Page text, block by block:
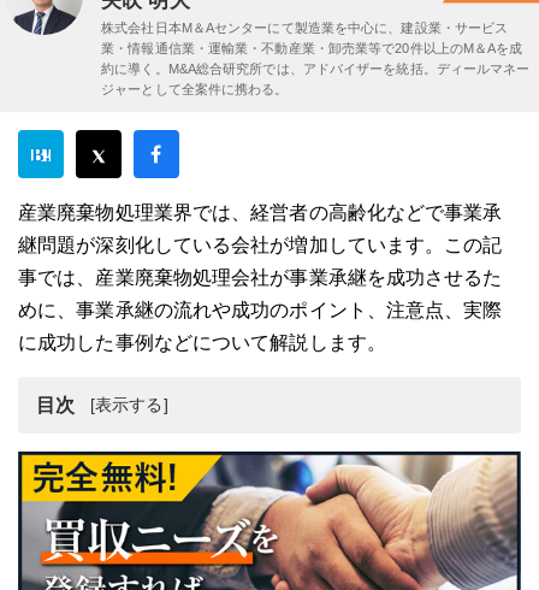
株式会社日本M＆Aセンターにて製造業を中心に、建設業・サービス
業・情報通信業・運輸業・不動産業・卸売業等で20件以上のM＆Aを成
約に導く。M&A総合研究所では、アドバイザーを統括。ディールマネー
ジャーとして全案件に携わる。
産業廃棄物処理業界では、経営者の高齢化などで事業承
継問題が深刻化している会社が増加しています。この記
事では、産業廃棄物処理会社が事業承継を成功させるた
めに、事業承継の流れや成功のポイント、注意点、実際
に成功した事例などについて解説します。
目次
産業廃棄物業界の事業承継動向
産業廃棄物会社の事業承継が重要な理由
産業廃棄物会社の事業承継の方法とその流れ